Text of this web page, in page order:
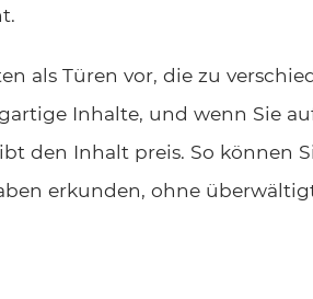
als Türen vor, die zu
Inhalte, und wenn Sie
den Inhalt preis. So können
erkunden, ohne